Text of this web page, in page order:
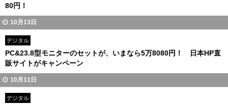
80円！
10月13日
デジタル
PC&23.8型モニターのセットが、いまなら5万8080円！ 日本HP直
販サイトがキャンペーン
10月11日
デジタル